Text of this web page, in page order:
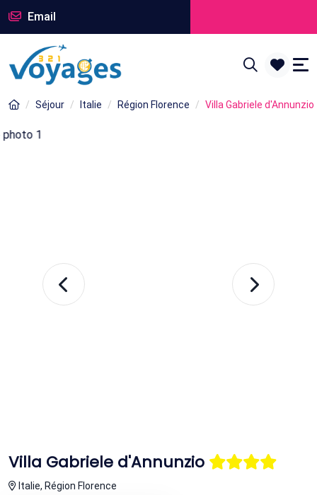
Email
Séjour Italie Région Florence Villa Gabriele d'Annunzio
Villa Gabriele d'Annunzio
Italie, Région Florence